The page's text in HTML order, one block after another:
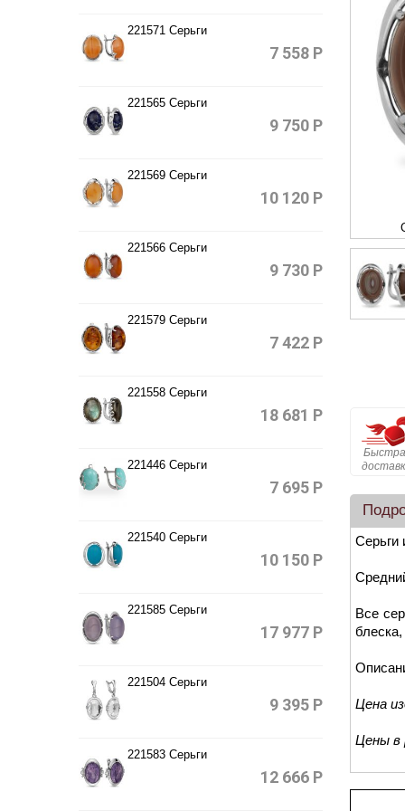
221571 Серьги
7 558 Р
221565 Серьги
9 750 Р
221569 Серьги
10 120 Р
221566 Серьги
9 730 Р
221579 Серьги
7 422 Р
221558 Серьги
18 681 Р
221446 Серьги
7 695 Р
221540 Серьги
10 150 Р
221585 Серьги
17 977 Р
221504 Серьги
9 395 Р
221583 Серьги
12 666 Р
Серьги
Все
Цена
Цены в